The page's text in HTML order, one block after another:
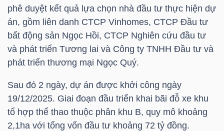
phê duyệt kết quả lựa chọn nhà đầu tư thực hiện dự
án, gồm liên danh CTCP Vinhomes, CTCP Đầu tư
bất động sản Ngọc Hồi, CTCP Nghiên cứu đầu tư
và phát triển Tương lai và Công ty TNHH Đầu tư và
phát triển thương mại Ngọc Quý.
Sau đó 2 ngày, dự án được khởi công ngày
19/12/2025. Giai đoạn đầu triển khai bãi đỗ xe khu
tổ hợp thể thao thuộc phân khu B, quy mô khoảng
2,1ha với tổng vốn đầu tư khoảng 72 tỷ đồng.
DOANH
NGHIỆP
CỔ
PHIẾU